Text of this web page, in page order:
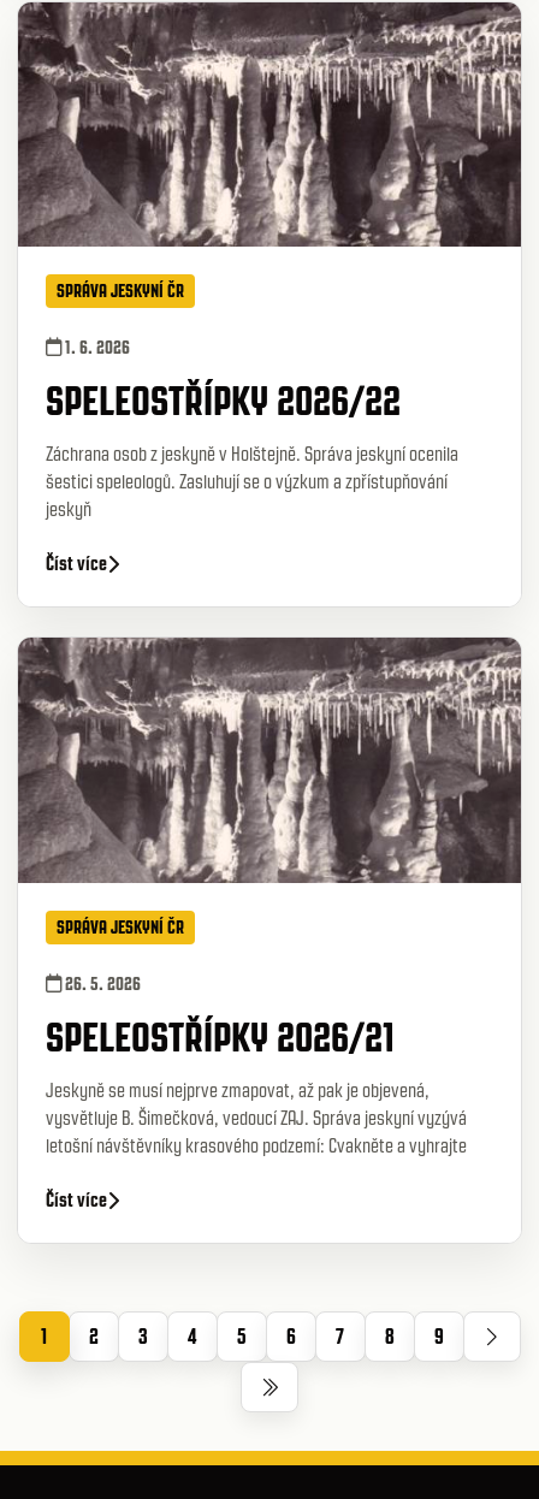
SPRÁVA JESKYNÍ ČR
1. 6. 2026
SPELEOSTŘÍPKY 2026/22
Záchrana osob z jeskyně v Holštejně. Správa jeskyní ocenila
šestici speleologů. Zasluhují se o výzkum a zpřístupňování
jeskyň
Číst více
SPRÁVA JESKYNÍ ČR
26. 5. 2026
SPELEOSTŘÍPKY 2026/21
Jeskyně se musí nejprve zmapovat, až pak je objevená,
vysvětluje B. Šimečková, vedoucí ZAJ. Správa jeskyní vyzývá
letošní návštěvníky krasového podzemí: Cvakněte a vyhrajte
Číst více
1 2 3 4 5 6 7 8 9